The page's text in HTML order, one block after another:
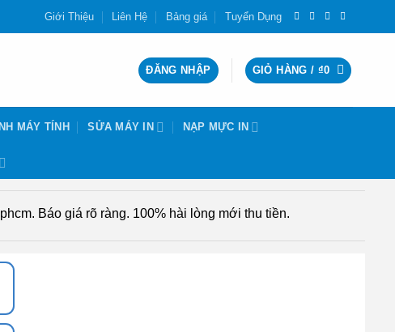
Giới Thiệu Liên Hệ Bảng giá Tuyển Dụng
ĐĂNG NHẬP GIỎ HÀNG / ₫0
MÁY TÍNH SỬA MÁY IN NẠP MỰC IN
Báo giá rõ ràng. 100% hài lòng mới thu tiền.